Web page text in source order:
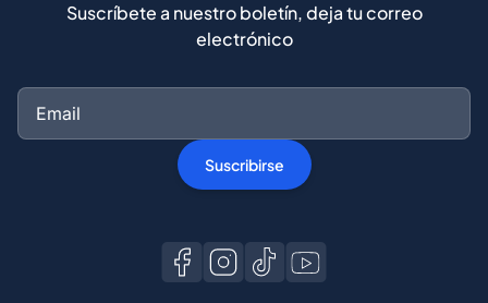
Suscríbete a nuestro boletín, deja tu correo
electrónico
Suscribirse